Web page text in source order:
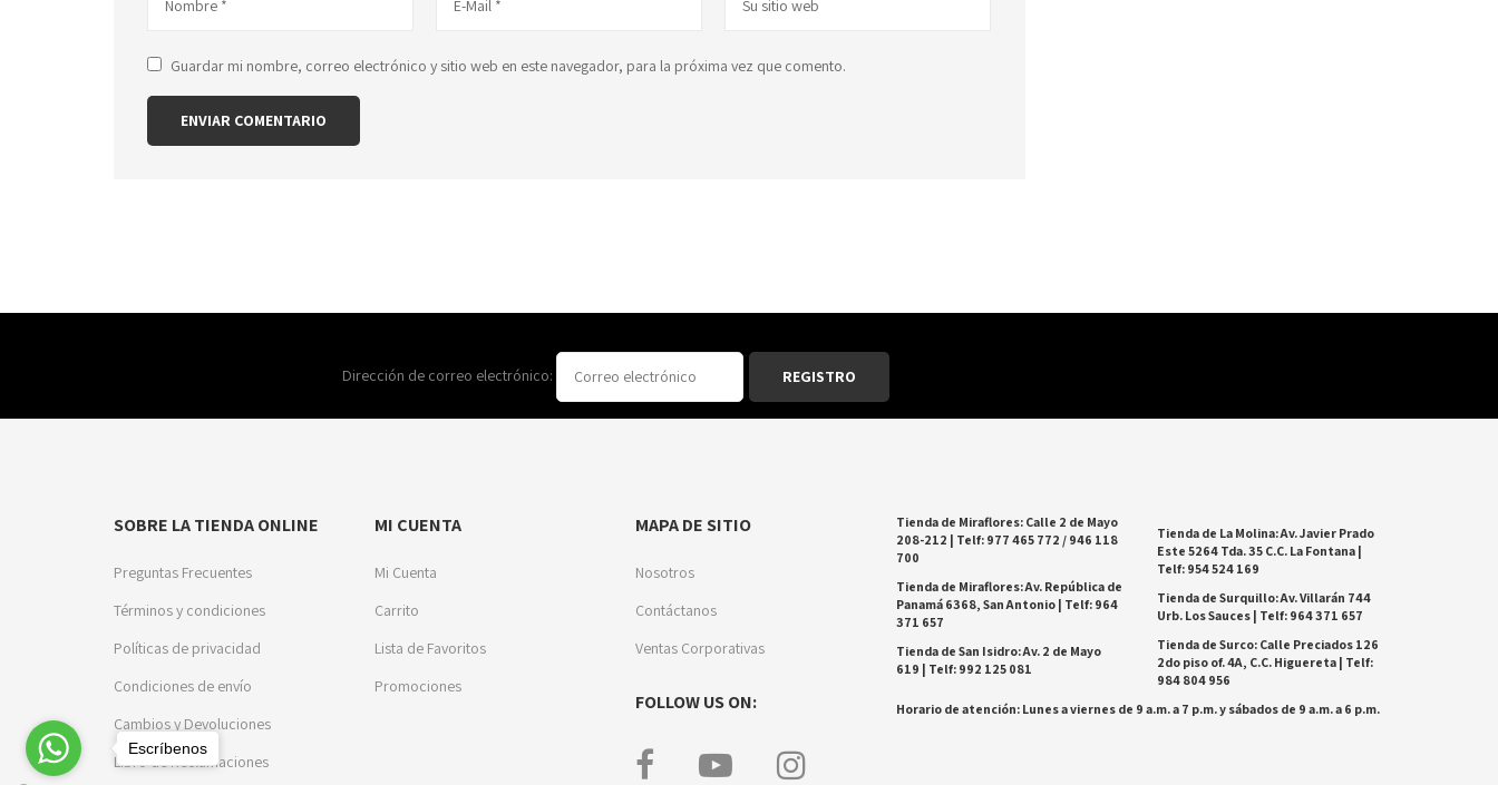
Guardar mi nombre, correo electrónico y sitio web en este navegador, para la próxima vez que comento.
Dirección de correo electrónico:
SOBRE LA TIENDA ONLINE
Preguntas Frecuentes
Términos y condiciones
Políticas de privacidad
Condiciones de envío
Cambios y Devoluciones
Libro de Reclamaciones
MI CUENTA
Mi Cuenta
Carrito
Lista de Favoritos
Promociones
MAPA DE SITIO
Nosotros
Contáctanos
Ventas Corporativas
FOLLOW US ON:
Tienda de Miraflores: Calle 2 de Mayo
208-212 | Telf: 977 465 772 / 946 118
700
Tienda de Miraflores: Av. República de
Panamá 6368, San Antonio | Telf: 964
371 657
Tienda de San Isidro: Av. 2 de Mayo
619 | Telf: 992 125 081
Tienda de La Molina: Av. Javier Prado
Este 5264 Tda. 35 C.C. La Fontana |
Telf: 954 524 169
Tienda de Surquillo: Av. Villarán 744
Urb. Los Sauces | Telf: 964 371 657
Tienda de Surco: Calle Preciados 126
2do piso of. 4A, C.C. Higuereta | Telf:
984 804 956
Horario de atención: Lunes a viernes de 9 a.m. a 7 p.m. y sábados de 9 a.m. a 6 p.m.
Escríbenos